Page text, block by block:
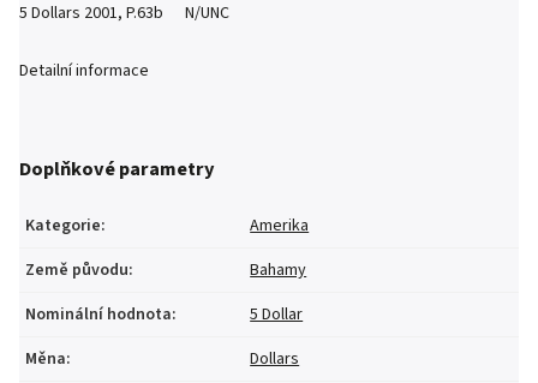
5 Dollars 2001, P.63b N/UNC
Detailní informace
Doplňkové parametry
Kategorie:
Amerika
Země původu:
Bahamy
Nominální hodnota:
5 Dollar
Měna:
Dollars